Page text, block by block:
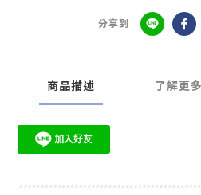
分享到
商品描述 了解更多